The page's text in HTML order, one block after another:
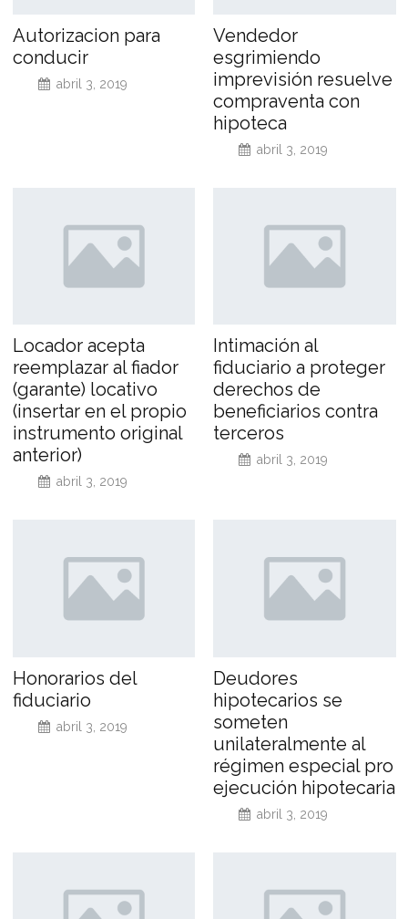
Autorizacion para
conducir
abril 3, 2019
Vendedor
esgrimiendo
imprevisión resuelve
compraventa con
hipoteca
abril 3, 2019
Locador acepta
reemplazar al fiador
(garante) locativo
(insertar en el propio
instrumento original
anterior)
abril 3, 2019
Intimación al
fiduciario a proteger
derechos de
beneficiarios contra
terceros
abril 3, 2019
Honorarios del
fiduciario
abril 3, 2019
Deudores
hipotecarios se
someten
unilateralmente al
régimen especial pro
ejecución hipotecaria
abril 3, 2019